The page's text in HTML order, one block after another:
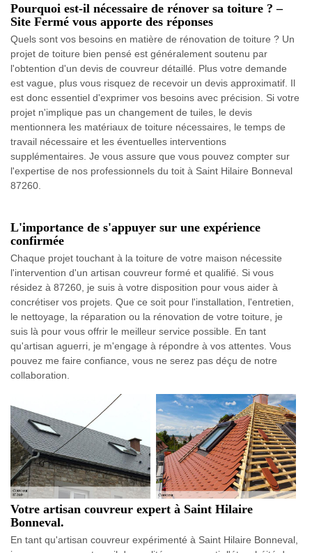
Pourquoi est-il nécessaire de rénover sa toiture ? –
Site Fermé vous apporte des réponses
Quels sont vos besoins en matière de rénovation de toiture ? Un
projet de toiture bien pensé est généralement soutenu par
l'obtention d'un devis de couvreur détaillé. Plus votre demande
est vague, plus vous risquez de recevoir un devis approximatif. Il
est donc essentiel d'exprimer vos besoins avec précision. Si votre
projet n'implique pas un changement de tuiles, le devis
mentionnera les matériaux de toiture nécessaires, le temps de
travail nécessaire et les éventuelles interventions
supplémentaires. Je vous assure que vous pouvez compter sur
l'expertise de nos professionnels du toit à Saint Hilaire Bonneval
87260.
L'importance de s'appuyer sur une expérience
confirmée
Chaque projet touchant à la toiture de votre maison nécessite
l'intervention d'un artisan couvreur formé et qualifié. Si vous
résidez à 87260, je suis à votre disposition pour vous aider à
concrétiser vos projets. Que ce soit pour l'installation, l'entretien,
le nettoyage, la réparation ou la rénovation de votre toiture, je
suis là pour vous offrir le meilleur service possible. En tant
qu'artisan aguerri, je m'engage à répondre à vos attentes. Vous
pouvez me faire confiance, vous ne serez pas déçu de notre
collaboration.
Votre artisan couvreur expert à Saint Hilaire
Bonneval.
En tant qu'artisan couvreur expérimenté à Saint Hilaire Bonneval,